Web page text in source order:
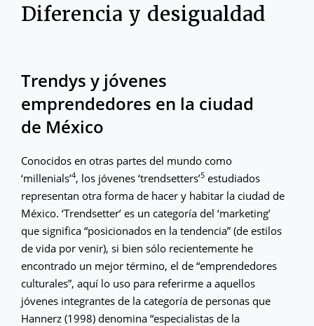
Diferencia y desigualdad
Trendys y jóvenes
emprendedores en la ciudad
de México
Conocidos en otras partes del mundo como
‘millenials’4, los jóvenes ‘trendsetters’5 estudiados
representan otra forma de hacer y habitar la ciudad de
México. ‘Trendsetter’ es un categoría del ‘marketing’
que significa “posicionados en la tendencia” (de estilos
de vida por venir), si bien sólo recientemente he
encontrado un mejor término, el de “emprendedores
culturales”, aquí lo uso para referirme a aquellos
jóvenes integrantes de la categoría de personas que
Hannerz (1998) denomina “especialistas de la